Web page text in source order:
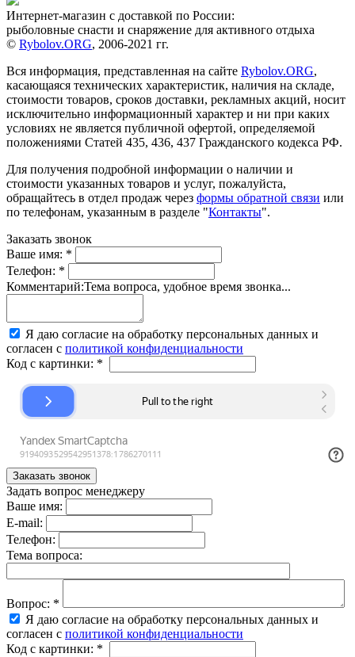
Интернет-магазин с доставкой по России:
рыболовные снасти и снаряжение для активного отдыха
© Rybolov.ORG, 2006-2021 гг.
Вся информация, представленная на сайте Rybolov.ORG,
касающаяся технических характеристик, наличия на складе,
стоимости товаров, сроков доставки, рекламных акций, носит
исключительно информационный характер и ни при каких
условиях не является публичной офертой, определяемой
положениями Статей 435, 436, 437 Гражданского кодекса РФ.
Для получения подробной информации о наличии и
стоимости указанных товаров и услуг, пожалуйста,
обращайтесь в отдел продаж через формы обратной связи или
по телефонам, указанным в разделе "Контакты".
Заказать звонок
Ваше имя: *
Телефон: *
Комментарий:Тема вопроса, удобное время звонка...
Я даю согласие на обработку персональных данных и
согласен с политикой конфиденциальности
Код с картинки: *
Задать вопрос менеджеру
Ваше имя:
E-mail:
Телефон:
Тема вопроса:
Вопрос: *
Я даю согласие на обработку персональных данных и
согласен с политикой конфиденциальности
Код с картинки: *